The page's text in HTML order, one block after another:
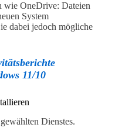
wie OneDrive: Dateien
System
dabei jedoch mögliche
11/10
Dienstes.